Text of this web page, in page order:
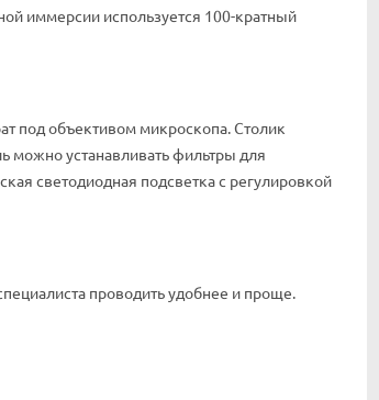
иммерсии используется 100-кратный
под объективом микроскопа. Столик
можно устанавливать фильтры для
светодиодная подсветка с регулировкой
проводить удобнее и проще.